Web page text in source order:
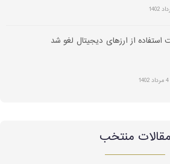
استفاده از ارزهای دیجیتال لغو شد
مقالات منتخب